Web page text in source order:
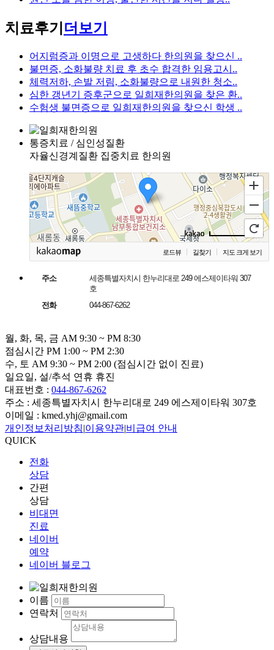
치료후기 더보기
어지럼증과 이명으로 고생하다 한의원을 찾으신 ..
불면증, 소화불량 치료 후 초수 합격한 임용고시..
체력저하, 손발 저림, 소화불량으로 내원한 청소..
심한 갱년기 증후군으로 일희재한의원을 찾은 환..
수험생 불면증으로 일희재한의원을 찾으신 학생 ..
통증치료 / 심인성질환
자율신경계질환 집중치료 한의원
일희재한의원
250m
로드뷰 길찾기 지도 크게 보기
주소
세종특별자치시 한누리대로 249 에스제이타워 307
호
전화
044-867-6262
월, 화, 목, 금 AM 9:30 ~ PM 8:30
점심시간 PM 1:00 ~ PM 2:30
수, 토 AM 9:30 ~ PM 2:00 (점심시간 없이 진료)
일요일, 설/추석 연휴 휴진
대표번호 : 044-867-6262
주소 : 세종특별자치시 한누리대로 249 에스제이타워 307호
이메일 : kmed.yhj@gmail.com
개인정보처리방침|이용약관|비급여 안내
QUICK
전화
상담
간편
상담
비대면
진료
네이버
예약
네이버 블로그
이름
연락처
상담내용